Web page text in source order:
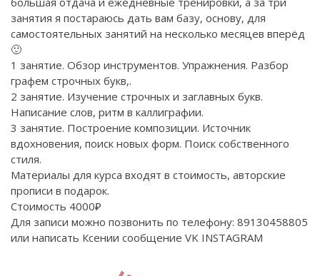
занятия я постараюсь дать вам базу, основу, для
самостоятельных занятий на несколько месяцев вперёд
🙂
1 занятие. Обзор инструментов. Упражнения. Разбор
графем строчных букв,.
2 занятие. Изучение строчных и заглавных букв.
Написание слов, ритм в каллиграфии.
3 занятие. Построение композиции. Источник
вдохновения, поиск новых форм. Поиск собственного
стиля.
Материалы для курса входят в стоимость, авторские
прописи в подарок.
Стоимость 4000₽
Для записи можно позвонить по телефону: 89130458805
или написать Ксении сообщение VK INSTAGRAM